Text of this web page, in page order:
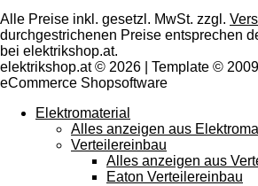
Alle Preise inkl. gesetzl. MwSt. zzgl.
durchgestrichenen Preise entsprechen
bei elektrikshop.at.
elektrikshop.at © 2026 | Template ©
eCommerce Shopsoftware
Elektromaterial
Alles anzeigen aus
Verteilereinbau
Alles anzeigen aus
Eaton Verteilereinbau